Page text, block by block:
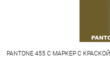
PANTONE 455 C МАРКЕР С КРАСКОЙ